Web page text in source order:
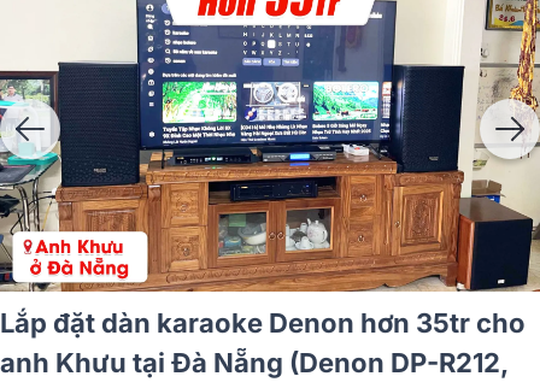
Lắp đặt dàn karaoke Denon hơn 35tr
anh Khưu tại Đà Nẵng (Denon DP-